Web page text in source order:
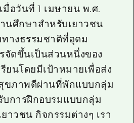
อวันที่ 1 เมษายน พ.ศ.
นศึกษาสำหรับเยาวชน
างธรรมชาติที่อุดม
จัดขึ้นเป็นส่วนหนึ่งของ
ยนโดยมีเป้าหมายเพื่อส่ง
ขภาพดีผ่านที่พักแบบกลุ่ม
บการฝึกอบรมแบบกลุ่ม
าวชน กิจกรรมต่างๆ เรา